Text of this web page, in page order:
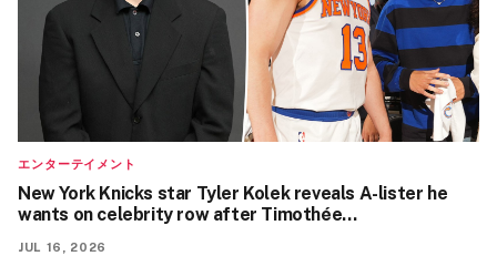
エンターテイメント
New York Knicks star Tyler Kolek reveals A-lister he
wants on celebrity row after Timothée…
JUL 16, 2026